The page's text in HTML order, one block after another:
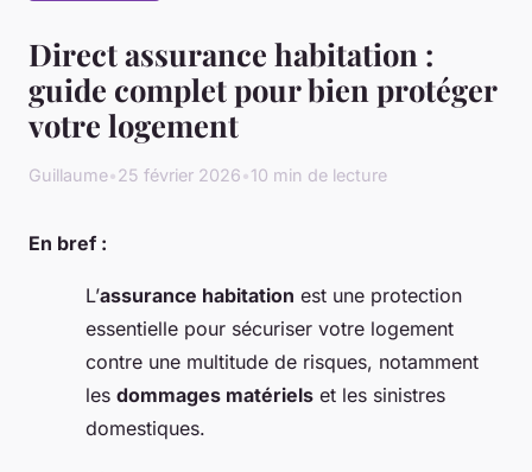
Direct assurance habitation :
guide complet pour bien protéger
votre logement
Guillaume•25 février 2026•10 min de lecture
En bref :
L’assurance habitation est une protection
essentielle pour sécuriser votre logement
contre une multitude de risques, notamment
les dommages matériels et les sinistres
domestiques.